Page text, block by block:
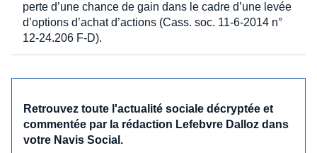
perte d’une chance de gain dans le cadre d’une levée
d’options d’achat d’actions (Cass. soc. 11-6-2014 n°
12-24.206 F-D).
Retrouvez toute l'actualité sociale décryptée et
commentée par la rédaction Lefebvre Dalloz dans
votre Navis Social.